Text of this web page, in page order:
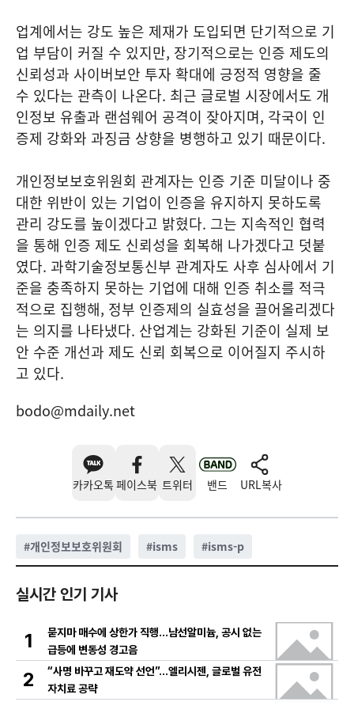
업계에서는 강도 높은 제재가 도입되면 단기적으로 기
업 부담이 커질 수 있지만, 장기적으로는 인증 제도의
신뢰성과 사이버보안 투자 확대에 긍정적 영향을 줄
수 있다는 관측이 나온다. 최근 글로벌 시장에서도 개
인정보 유출과 랜섬웨어 공격이 잦아지며, 각국이 인
증제 강화와 과징금 상향을 병행하고 있기 때문이다.
개인정보보호위원회 관계자는 인증 기준 미달이나 중
대한 위반이 있는 기업이 인증을 유지하지 못하도록
관리 강도를 높이겠다고 밝혔다. 그는 지속적인 협력
을 통해 인증 제도 신뢰성을 회복해 나가겠다고 덧붙
였다. 과학기술정보통신부 관계자도 사후 심사에서 기
준을 충족하지 못하는 기업에 대해 인증 취소를 적극
적으로 집행해, 정부 인증제의 실효성을 끌어올리겠다
는 의지를 나타냈다. 산업계는 강화된 기준이 실제 보
안 수준 개선과 제도 신뢰 회복으로 이어질지 주시하
고 있다.
bodo@mdaily.net
카카오톡 페이스북 트위터 밴드 URL복사
#개인정보보호위원회 #isms #isms-p
실시간 인기 기사
1
묻지마 매수에 상한가 직행…남선알미늄, 공시 없는
급등에 변동성 경고음
2
“사명 바꾸고 재도약 선언”…엘리시젠, 글로벌 유전
자치료 공략